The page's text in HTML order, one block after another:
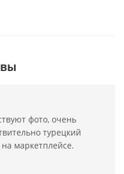
фото, очень
турецкий
маркетплейсе.